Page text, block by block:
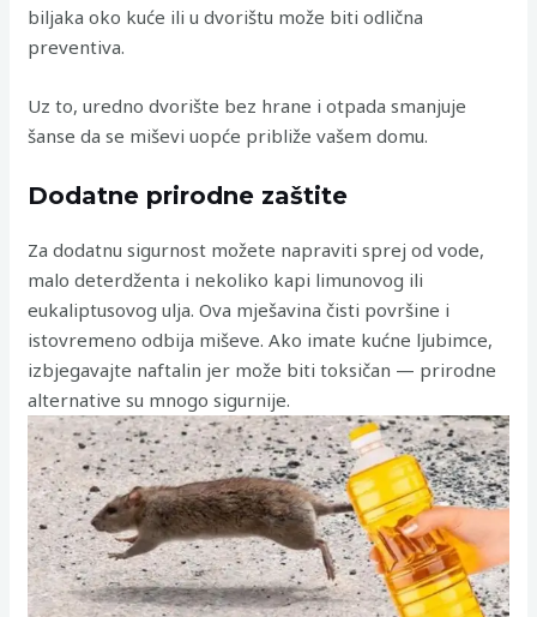
biljaka oko kuće ili u dvorištu može biti odlična
preventiva.
Uz to, uredno dvorište bez hrane i otpada smanjuje
šanse da se miševi uopće približe vašem domu.
Dodatne prirodne zaštite
Za dodatnu sigurnost možete napraviti sprej od vode,
malo deterdženta i nekoliko kapi limunovog ili
eukaliptusovog ulja. Ova mješavina čisti površine i
istovremeno odbija miševe. Ako imate kućne ljubimce,
izbjegavajte naftalin jer može biti toksičan — prirodne
alternative su mnogo sigurnije.